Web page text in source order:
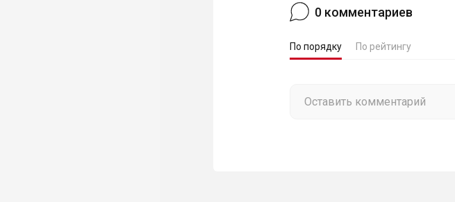
0 комментариев
По порядку По рейтингу